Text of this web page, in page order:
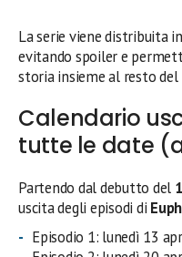
La serie viene distribuita
evitando spoiler e
storia insieme al resto
Calendario
tutte le date
Partendo dal debutto del
uscita degli episodi di
Episodio 1: lunedì 13